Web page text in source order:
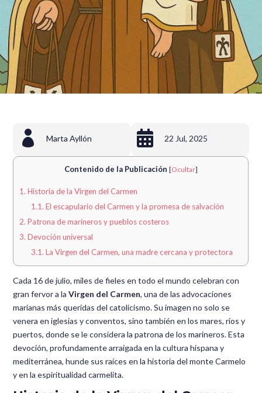
 Marta Ayllón  22 Jul, 2025
Contenido de la Publicación [Ocultar]
1. Historia de la Virgen del Carmen
1.1. El escapulario del Carmen y la promesa de salvación
2. Patrona de marineros y pueblos costeros
3. Devoción universal
3.1. La Virgen del Carmen, una madre cercana y protectora
Cada 16 de julio, miles de fieles en todo el mundo celebran con
gran fervor a laVirgen del Carmen, una de las advocaciones
marianas más queridas del catolicismo. Su imagen no solo se
venera en iglesias y conventos, sino también en los mares, ríos y
puertos, donde se le considera la patrona de los marineros. Esta
devoción, profundamente arraigada en la cultura hispana y
mediterránea, hunde sus raíces en la historia del monte Carmelo
y en la espiritualidad carmelita.